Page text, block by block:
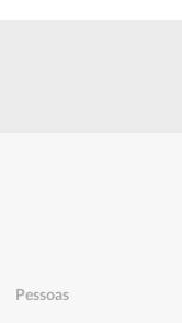
Pessoas